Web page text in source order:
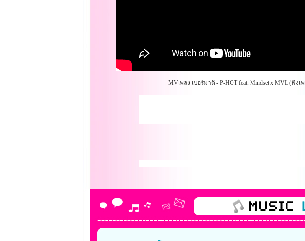
MVเพลง เบอร์มาดิ - P-HOT feat. Mindset x MVL (ฟังเ